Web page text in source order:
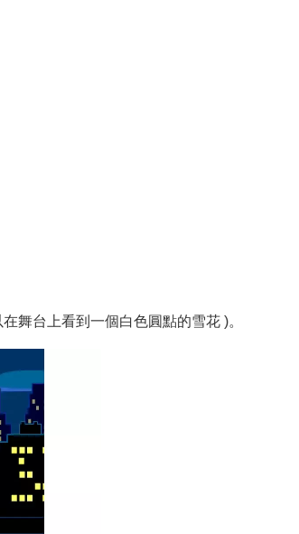
舞台上看到一個白色圓點的雪花 )。